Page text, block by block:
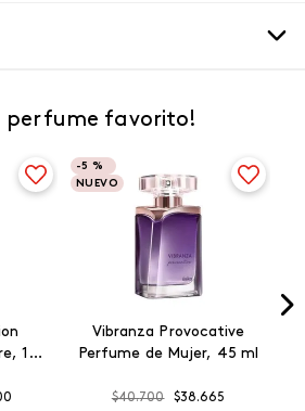
perfume favorito!
100
-5 %
NUEVO
Vibranza Provocative
Perfume de Mujer, 45 ml
$40.700 $38.665